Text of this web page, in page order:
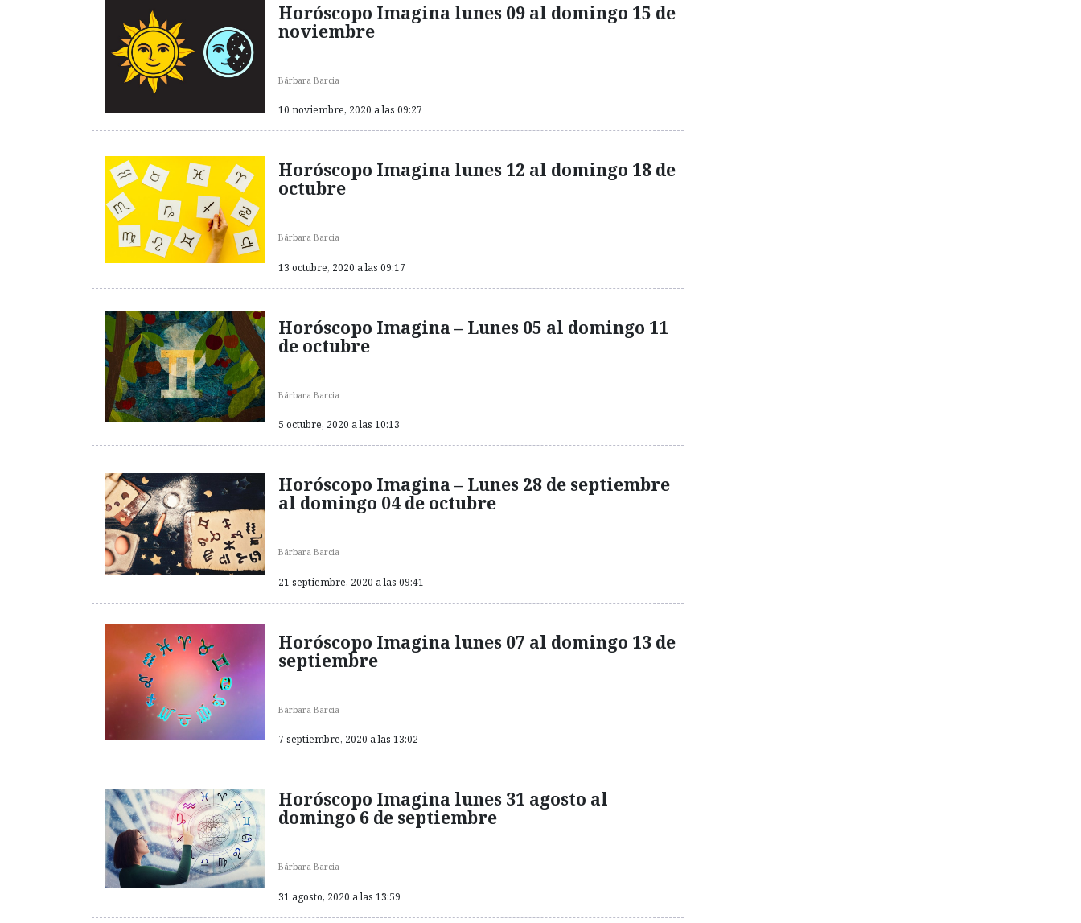
Horóscopo Imagina lunes 09 al domingo 15 de
noviembre
Bárbara Barcia
10 noviembre, 2020 a las 09:27
Horóscopo Imagina lunes 12 al domingo 18 de
octubre
Bárbara Barcia
13 octubre, 2020 a las 09:17
Horóscopo Imagina – Lunes 05 al domingo 11
de octubre
Bárbara Barcia
5 octubre, 2020 a las 10:13
Horóscopo Imagina – Lunes 28 de septiembre
al domingo 04 de octubre
Bárbara Barcia
21 septiembre, 2020 a las 09:41
Horóscopo Imagina lunes 07 al domingo 13 de
septiembre
Bárbara Barcia
7 septiembre, 2020 a las 13:02
Horóscopo Imagina lunes 31 agosto al
domingo 6 de septiembre
Bárbara Barcia
31 agosto, 2020 a las 13:59